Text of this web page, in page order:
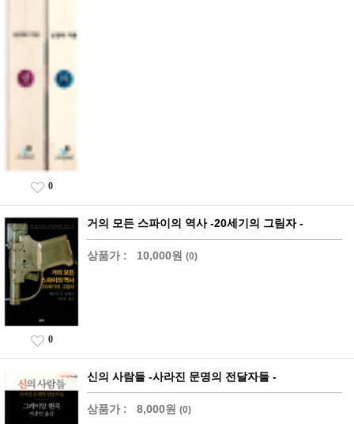
0
거의 모든 스파이의 역사 -20세기의 그림자 -
상품가 : 10,000원 (0)
0
신의 사람들 -사라진 문명의 전달자들 -
상품가 : 8,000원 (0)